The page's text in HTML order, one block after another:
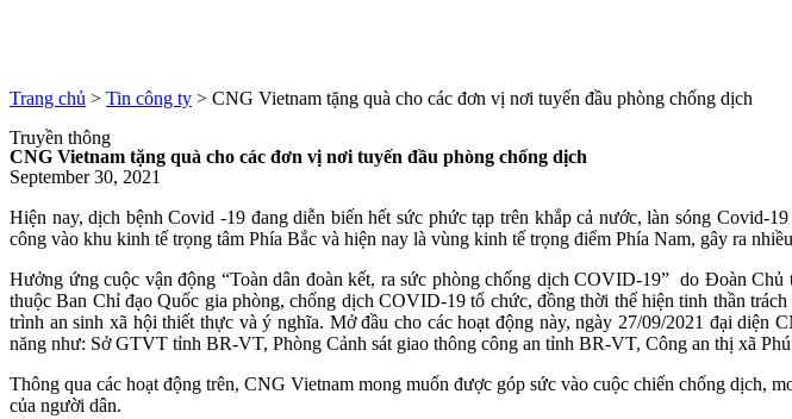
Trang chủ > Tin công ty > CNG Vietnam tặng quà cho các đơn vị nơi tuyến đầu phòng chống dịch
Truyền thông
CNG Vietnam tặng quà cho các đơn vị nơi tuyến đầu phòng chống dịch
September 30, 2021
Hiện nay, dịch bệnh Covid -19 đang diễn biến hết sức phức tạp trên khắp cả nước, làn sóng
công vào khu kinh tế trọng tâm Phía Bắc và hiện nay là vùng kinh tế trọng điểm Phía Nam, gây ra
Hưởng ứng cuộc vận động “Toàn dân đoàn kết, ra sức phòng chống dịch COVID-19” do Đoàn
thuộc Ban Chỉ đạo Quốc gia phòng, chống dịch COVID-19 tổ chức, đồng thời thể hiện tinh thần
trình an sinh xã hội thiết thực và ý nghĩa. Mở đầu cho các hoạt động này, ngày 27/09/2021 đại
năng như: Sở GTVT tỉnh BR-VT, Phòng Cảnh sát giao thông công an tỉnh BR-VT, Công an thị xã
Thông qua các hoạt động trên, CNG Vietnam mong muốn được góp sức vào cuộc chiến chống dịch,
của người dân.